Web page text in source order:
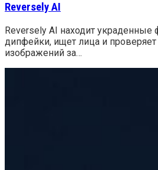
Reversely AI
Reversely AI находит украденные
дипфейки, ищет лица и
изображений за…